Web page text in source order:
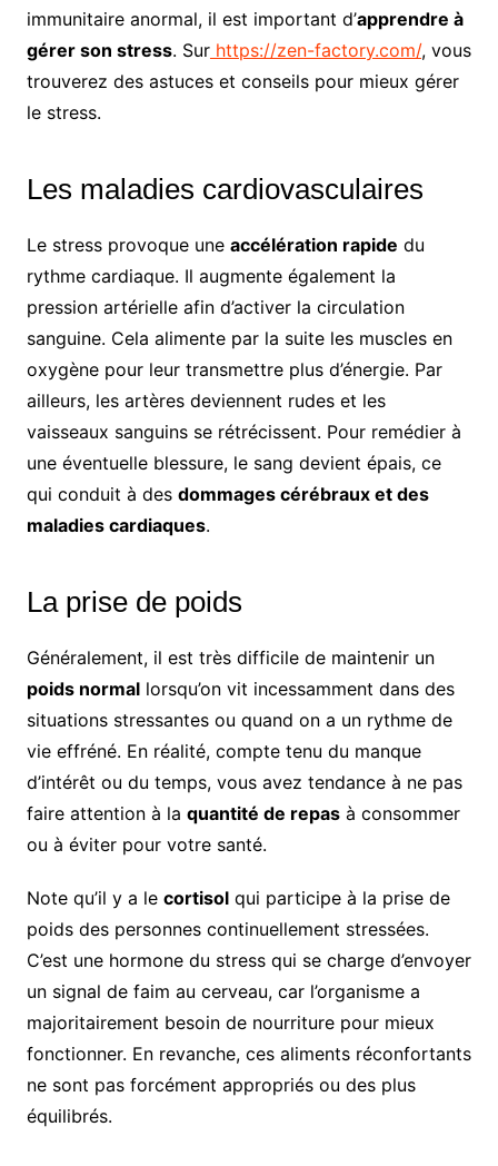
immunitaire anormal, il est important d’apprendre à
gérer son stress. Surhttps://zen-factory.com/, vous
trouverez des astuces et conseils pour mieux gérer
le stress.
Les maladies cardiovasculaires
Le stress provoque une accélération rapide du
rythme cardiaque. Il augmente également la
pression artérielle afin d’activer la circulation
sanguine. Cela alimente par la suite les muscles en
oxygène pour leur transmettre plus d’énergie. Par
ailleurs, les artères deviennent rudes et les
vaisseaux sanguins se rétrécissent. Pour remédier à
une éventuelle blessure, le sang devient épais, ce
qui conduit à des dommages cérébraux et des
maladies cardiaques.
La prise de poids
Généralement, il est très difficile de maintenir un
poids normallorsqu’on vit incessamment dans des
situations stressantes ou quand on a un rythme de
vie effréné. En réalité, compte tenu du manque
d’intérêt ou du temps, vous avez tendance à ne pas
faire attention à la quantité de repasà consommer
ou à éviter pour votre santé.
Note qu’il y a le cortisolqui participe à la prise de
poids des personnes continuellement stressées.
C’est une hormone du stress qui se charge d’envoyer
un signal de faim au cerveau, car l’organisme a
majoritairement besoin de nourriture pour mieux
fonctionner. En revanche, ces aliments réconfortants
ne sont pas forcément appropriés ou des plus
équilibrés.